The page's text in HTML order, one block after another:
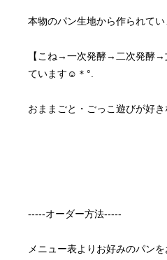
【こね→一次発酵→二次発酵
おままごと・ごっこ遊びが好
-----オーダー方法-----
メニュー表よりお好みのパン